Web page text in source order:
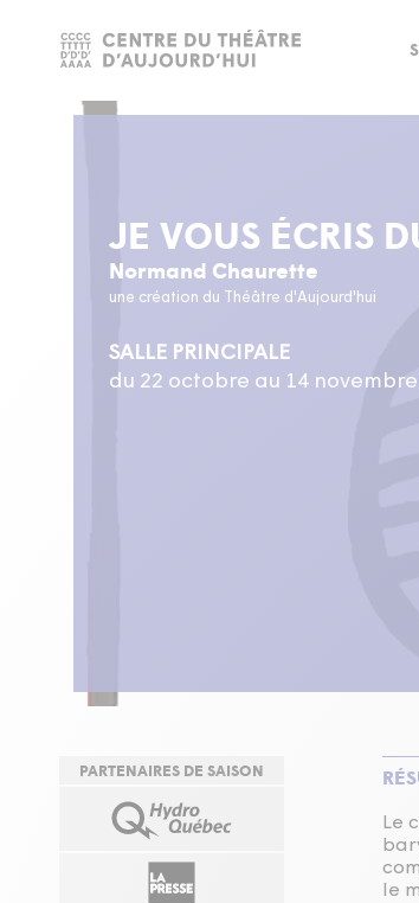
JE VOUS ÉCRIS
Normand Chaurette
une création du Théâtre d'Aujourd'hui
SALLE PRINCIPALE
du 22 octobre au 14 novembre
PARTENAIRES DE SAISON
Le
le